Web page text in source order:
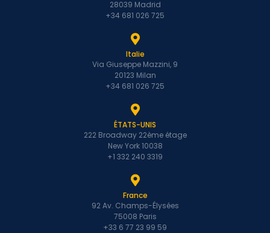
28039 Madrid
+34 681 026 725
Italie
Via Giuseppe Mazzini, 9
20123 Milan
+34 681 026 725
ÉTATS-UNIS
222 Broadway 22ème étage
New York 10038
+1 332 240 3319
France
92 Av. Champs-Élysées
75008 Paris
+33 6 77 23 99 59